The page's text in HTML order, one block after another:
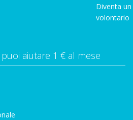
Diventa un
volontario
aiutare 1 € al mese